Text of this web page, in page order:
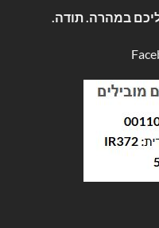
במהרה. תודה.